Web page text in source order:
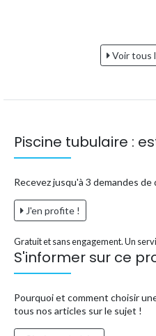
Voir tous
Piscine tubulaire :
Recevez jusqu'à 3 demandes de
J'en profite !
Gratuit et sans engagement. Un
S'informer sur ce
Pourquoi et comment choisir
tous nos articles sur le sujet !